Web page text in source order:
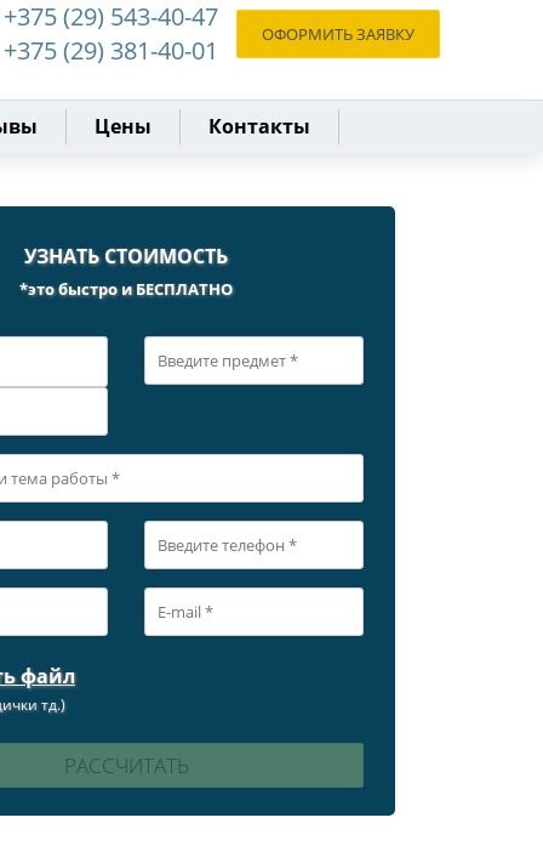
+375 (29) 543-40-47
+375 (29) 381-40-01
ОФОРМИТЬ ЗАЯВКУ
Цены Контакты
УЗНАТЬ СТОИМОСТЬ
*это быстро и БЕСПЛАТНО
файл
тд.)